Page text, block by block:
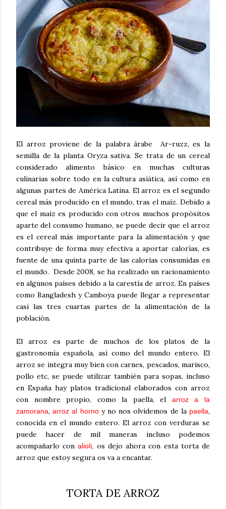
El arroz proviene de la palabra árabe Ar-ruzz, es la
semilla de la planta Oryza sativa. Se trata de un cereal
considerado alimento básico en muchas culturas
culinarias sobre todo en la cultura asiática, así como en
algunas partes de América Latina. El arroz es el segundo
cereal más producido en el mundo, tras el maíz. Debido a
que el maíz es producido con otros muchos propósitos
aparte del consumo humano, se puede decir que el arroz
es el cereal más importante para la alimentación y que
contribuye de forma muy efectiva a aportar calorías, es
fuente de una quinta parte de las calorías consumidas en
el mundo. Desde 2008, se ha realizado un racionamiento
en algunos países debido a la carestía de arroz.​ En países
como Bangladesh y Camboya puede llegar a representar
casi las tres cuartas partes de la alimentación de la
población.
El arroz es parte de muchos de los platos de la
gastronomía española, así como del mundo entero. El
arroz se integra muy bien con carnes, pescados, marisco,
pollo etc, se puede utilizar también para sopas, incluso
en España hay platos tradicional elaborados con arroz
con nombre propio, como la paella, el arroz a la
zamorana,arroz al hornoy no nos olvidemos de la paella,
conocida en el mundo entero. El arroz con verduras se
puede hacer de mil maneras incluso podemos
acompañarlo conalioli, os dejo ahora con esta torta de
arroz que estoy segura os va a encantar.
TORTA DE ARROZ